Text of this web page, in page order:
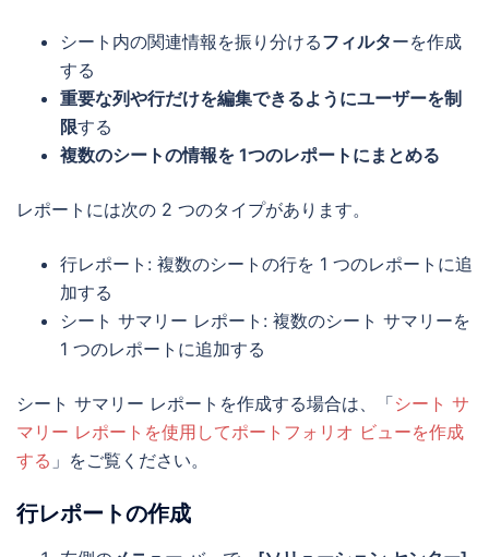
シート内の関連情報を振り分けるフィルターを作成
する
重要な列や行だけを編集できるようにユーザーを制
限する
複数のシートの情報を 1つのレポートにまとめる
レポートには次の 2 つのタイプがあります。
行レポート: 複数のシートの行を 1 つのレポートに追
加する
シート サマリー レポート: 複数のシート サマリーを
1 つのレポートに追加する
シート サマリー レポートを作成する場合は、「シート サ
マリー レポートを使用してポートフォリオ ビューを作成
する 」をご覧ください。
行レポートの作成